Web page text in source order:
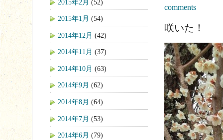
comments
咲いた！
2015年2月 (52)
2015年1月 (54)
2014年12月 (42)
2014年11月 (37)
2014年10月 (63)
2014年9月 (62)
2014年8月 (64)
2014年7月 (53)
2014年6月 (79)